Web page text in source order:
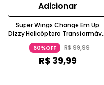
Adicionar
Super Wings Change Em Up
Dizzy Helicóptero
Rosa 10 Passos Fun Divirta Se
60%OFF R$99,99
R$ 39,99